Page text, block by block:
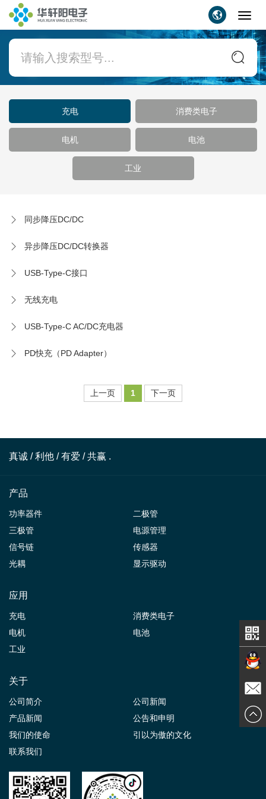
充电 消费类电子
电机 电池
工业
同步降压DC/DC
异步降压DC/DC转换器
USB-Type-C接口
无线充电
USB-Type-C AC/DC充电器
PD快充（PD Adapter）
上一页 1 下一页
真诚 / 利他 / 有爱 / 共赢 .
产品
功率器件
二极管
三极管
电源管理
信号链
传感器
光耦
显示驱动
应用
充电
消费类电子
电机
电池
工业
关于
公司简介
公司新闻
产品新闻
公告和申明
我们的使命
引以为傲的文化
联系我们
在线交
谈
发送邮